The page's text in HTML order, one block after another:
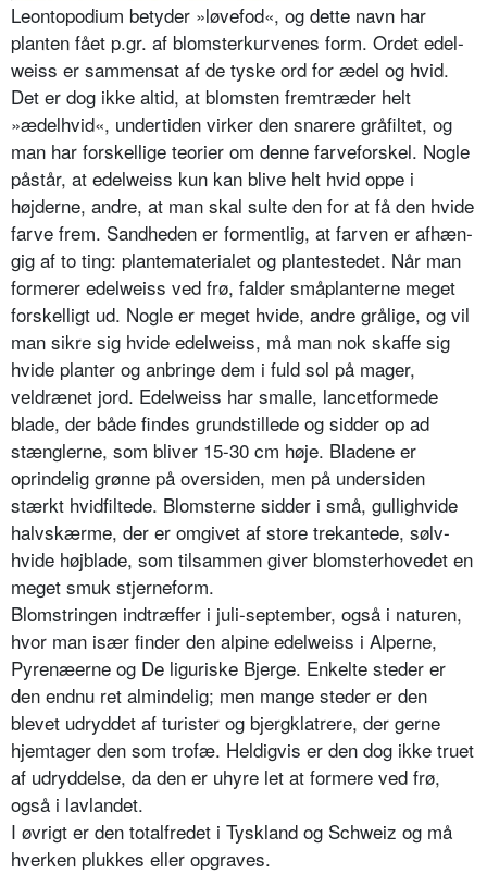
Leontopodium betyder »løvefod«, og dette navn har
planten fået p.gr. af blomsterkurvenes form. Ordet edel­
weiss er sammensat af de tyske ord for ædel og hvid.
Det er dog ikke altid, at blomsten fremtræder helt
»ædelhvid«, undertiden virker den snarere gråfiltet, og
man har forskellige teorier om denne farveforskel. Nogle
påstår, at edel­weiss kun kan blive helt hvid oppe i
højderne, andre, at man skal sulte den for at få den hvide
farve frem. Sandhe­den er formentlig, at farven er afhæn­
gig af to ting: plantematerialet og plan­testedet. Når man
formerer edelweiss ved frø, falder småplanterne meget
forskelligt ud. Nogle er meget hvide, andre grålige, og vil
man sikre sig hvide edelweiss, må man nok skaffe sig
hvide planter og anbringe dem i fuld sol på mager,
veldrænet jord. Edelweiss har smalle, lancetformede
blade, der både findes grundstillede og sidder op ad
stænglerne, som bliver 15-30 cm høje. Bladene er
oprindelig grønne på oversiden, men på undersi­den
stærkt hvidfiltede. Blomsterne sid­der i små, gullighvide
halvskærme, der er omgivet af store trekantede, sølv­
hvide højblade, som tilsammen giver blomsterhovedet en
meget smuk stjer­neform.
Blomstringen indtræffer i juli-septem­ber, også i naturen,
hvor man især finder den alpine edelweiss i Alperne,
Pyrenæerne og De liguriske Bjerge. Enkelte steder er
den endnu ret almin­delig; men mange steder er den
blevet udryddet af turister og bjergklatrere, der gerne
hjemtager den som trofæ. Heldigvis er den dog ikke truet
af udryddelse, da den er uhyre let at formere ved frø,
også i lavlandet.
I øvrigt er den totalfredet i Tyskland og Schweiz og må
hverken plukkes eller opgraves.